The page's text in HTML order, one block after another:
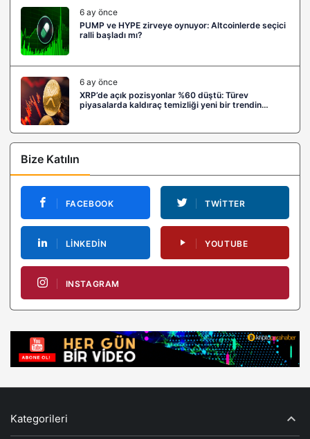
6 ay önce
PUMP ve HYPE zirveye oynuyor: Altcoinlerde seçici
ralli başladı mı?
6 ay önce
XRP’de açık pozisyonlar %60 düştü: Türev
piyasalarda kaldıraç temizliği yeni bir trendin
Bize Katılın
FACEBOOK TWITTER
LINKEDIN YOUTUBE
INSTAGRAM
Kategorileri